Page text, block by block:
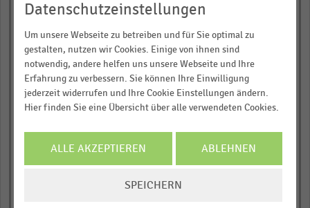
Nein: 1,01 %
© Handelsdaten 2026
Rund 25.000 Statistiken
Download als Excel, PNG, PDF
… und vieles mehr!
Datenschutzeinstellungen
Um unsere Webseite zu betreiben und für Sie optimal zu
gestalten, nutzen wir Cookies. Einige von ihnen sind
notwendig, andere helfen uns unsere Webseite und Ihre
Erfahrung zu verbessern. Sie können Ihre Einwilligung
jederzeit widerrufen und Ihre Cookie Einstellungen ändern.
Hier finden Sie eine Übersicht über alle verwendeten Cookies.
ALLE AKZEPTIEREN ABLEHNEN
SPEICHERN